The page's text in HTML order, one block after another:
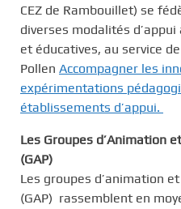
CEZ de Rambouillet) se
diverses modalités
et éducatives, au service
Pollen Accompagner les
expérimentations
établissements d’appui.
Les Groupes d’Animation
(GAP)
Les groupes d’animation
(GAP) rassemblent en